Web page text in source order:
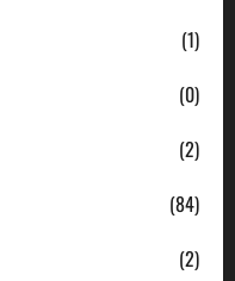
(1)
(0)
(2)
(84)
(2)